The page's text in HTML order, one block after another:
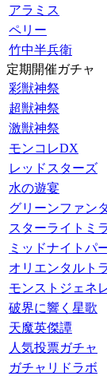
アラミス
ペリー
竹中半兵衛
定期開催ガチャ
彩獣神祭
超獣神祭
激獣神祭
モンコレDX
レッドスターズ
水の遊宴
グリーンファン
スターライトミ
ミッドナイトパ
オリエンタルト
モンストジェネ
破界に響く星歌
天魔英傑譚
人気投票ガチャ
ガチャリドラボ